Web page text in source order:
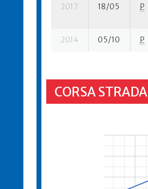
2017 18/05 P
2014 05/10 P
CORSA